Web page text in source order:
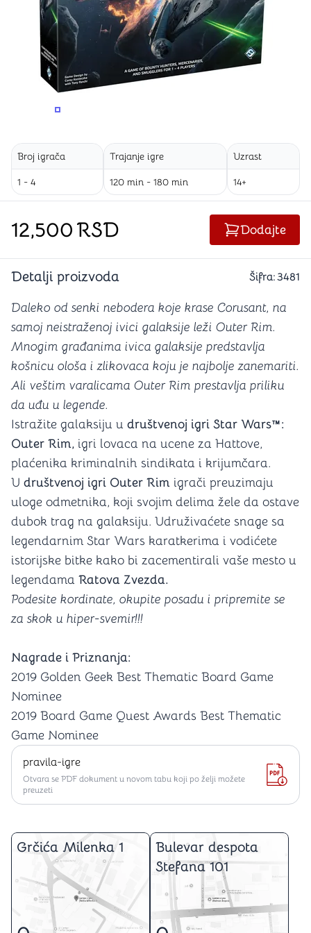
PROMENITE UGAO GLEDANJA
Broj igrača
1 - 4
Trajanje igre
120 min - 180 min
Uzrast
14+
12,500RSD Dodajte
Detalji proizvoda Šifra:3481
Daleko od senki nebodera koje krase Corusant, na
samoj neistraženoj ivici galaksije leži Outer Rim.
Mnogim građanima ivica galaksije predstavlja
košnicu ološa i zlikovaca koju je najbolje zanemariti.
Ali veštim varalicama Outer Rim prestavlja priliku
da uđu u legende.
Istražite galaksiju u društvenoj igri Star Wars™:
Outer Rim, igri lovaca na ucene za Hattove,
plaćenika kriminalnih sindikata i krijumčara.
U društvenoj igri Outer Rim igrači preuzimaju
uloge odmetnika, koji svojim delima žele da ostave
dubok trag na galaksiju. Udruživaćete snage sa
legendarnim Star Wars karatkerima i vodićete
istorijske bitke kako bi zacementirali vaše mesto u
legendama Ratova Zvezda.
Podesite kordinate, okupite posadu i pripremite se
za skok u hiper-svemir!!!
Nagrade i Priznanja:
2019 Golden Geek Best Thematic Board Game
Nominee
2019 Board Game Quest Awards Best Thematic
Game Nominee
pravila-igre
Otvara se PDF dokument u novom tabu koji po želji možete
preuzeti
Grčića Milenka 1
Bulevar despota
Stefana 101